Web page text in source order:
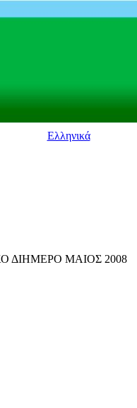
Ελληνικά
ΔΙΗΜΕΡΟ ΜΑΙΟΣ 2008